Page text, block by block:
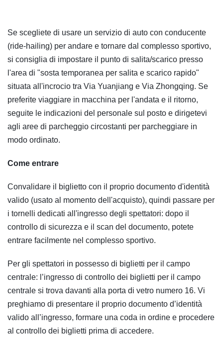
Se scegliete di usare un servizio di auto con conducente
(ride-hailing) per andare e tornare dal complesso sportivo,
si consiglia di impostare il punto di salita/scarico presso
l'area di "sosta temporanea per salita e scarico rapido"
situata all'incrocio tra Via Yuanjiang e Via Zhongqing. Se
preferite viaggiare in macchina per l'andata e il ritorno,
seguite le indicazioni del personale sul posto e dirigetevi
agli aree di parcheggio circostanti per parcheggiare in
modo ordinato.
Come entrare
Convalidare il biglietto con il proprio documento d'identità
valido (usato al momento dell'acquisto), quindi passare per
i tornelli dedicati all'ingresso degli spettatori: dopo il
controllo di sicurezza e il scan del documento, potete
entrare facilmente nel complesso sportivo.
Per gli spettatori in possesso di biglietti per il campo
centrale: l’ingresso di controllo dei biglietti per il campo
centrale si trova davanti alla porta di vetro numero 16. Vi
preghiamo di presentare il proprio documento d’identità
valido all’ingresso, formare una coda in ordine e procedere
al controllo dei biglietti prima di accedere.